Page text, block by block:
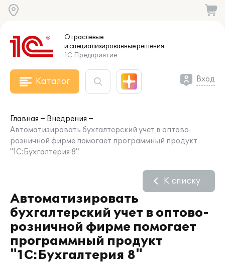
Отраслевые
и специализированныерешения
1С:Предприятие
Каталог Вход
Главная
Внедрения
Автоматизировать бухгалтерский учет в оптово-
розничной фирме помогает программный продукт
"1С:Бухгалтерия 8"
Автоматизировать
бухгалтерский учет в оптово-
розничной фирме помогает
программный продукт
"1С:Бухгалтерия 8"
К списку